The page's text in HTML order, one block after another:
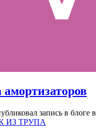
амортизаторов
запись в блоге в
ИЗ ТРУПА